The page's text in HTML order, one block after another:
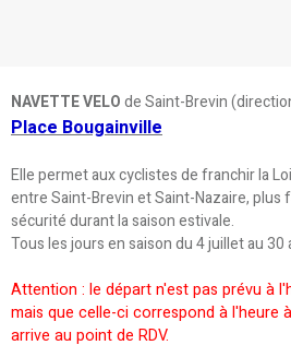
NAVETTE VELOde Saint-Brevin
Place Bougainville
Elle permet aux cyclistes de franchir la
entre Saint-Brevin et Saint-Nazaire,
sécurité durant la saison estivale.
Tous les jours en saison du 4 juillet au 30
Attention : le départ n'est pas prévu à
mais que celle-ci correspond à l'heure
arrive au point de RDV.